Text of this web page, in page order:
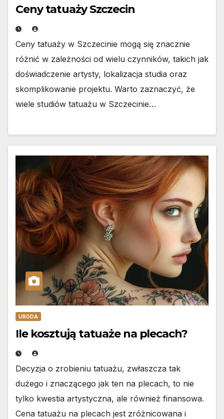
Ceny tatuaży Szczecin
Ceny tatuaży w Szczecinie mogą się znacznie
różnić w zależności od wielu czynników, takich jak
doświadczenie artysty, lokalizacja studia oraz
skomplikowanie projektu. Warto zaznaczyć, że
wiele studiów tatuażu w Szczecinie…
URODA
Ile kosztują tatuaże na plecach?
Decyzja o zrobieniu tatuażu, zwłaszcza tak
dużego i znaczącego jak ten na plecach, to nie
tylko kwestia artystyczna, ale również finansowa.
Cena tatuażu na plecach jest zróżnicowana i